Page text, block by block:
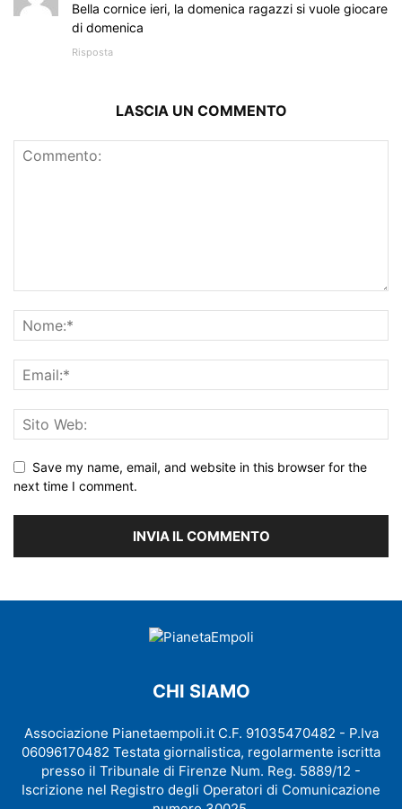
Bella cornice ieri, la domenica ragazzi si vuole giocare
di domenica
Risposta
LASCIA UN COMMENTO
Save my name, email, and website in this browser for the
next time I comment.
CHI SIAMO
Associazione Pianetaempoli.it C.F. 91035470482 - P.Iva
06096170482 Testata giornalistica, regolarmente iscritta
presso il Tribunale di Firenze Num. Reg. 5889/12 -
Iscrizione nel Registro degli Operatori di Comunicazione